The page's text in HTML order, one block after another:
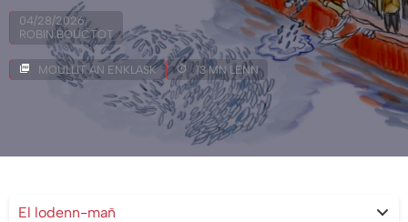
04/28/2026
ROBIN BOUCTOT
MOULLIT AN ENKLASK 13 MN LENN
El lodenn-mañ